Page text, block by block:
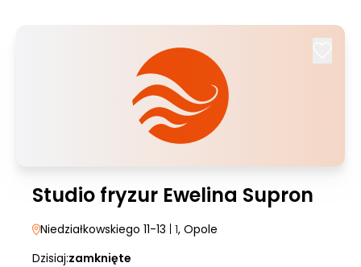
Studio fryzur Ewelina Supron
Niedziałkowskiego 11-13 | 1, Opole
Dzisiaj:zamknięte